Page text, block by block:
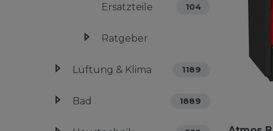
Ersatzteile 104
Ratgeber
Lüftung & Klima 1189
Bad 1889